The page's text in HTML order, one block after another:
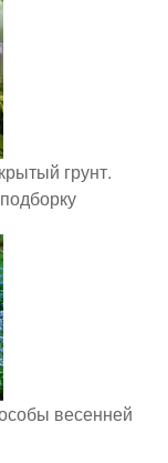
грунт.
весенней